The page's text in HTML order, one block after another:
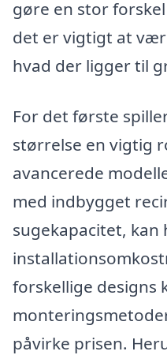
gøre en stor
det er vigtigt at
hvad der ligger til
For det første
størrelse en vigtig
avancerede
med indbygget
sugekapacitet, kan
forskellige designs
påvirke prisen.